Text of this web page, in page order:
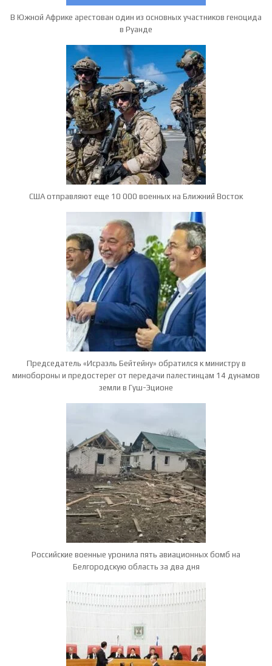
В Южной Африке арестован один из основных участников геноцида
в Руанде
США отправляют еще 10 000 военных на Ближний Восток
Председатель «Исраэль Бейтейну» обратился к министру в
минобороны и предостерег от передачи палестинцам 14 дунамов
земли в Гуш-Эционе
Российские военные уронила пять авиационных бомб на
Белгородскую область за два дня